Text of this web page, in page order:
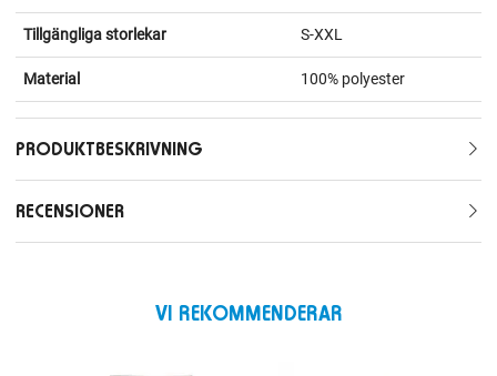
Tillgängliga storlekar S-XXL
Material 100% polyester
PRODUKTBESKRIVNING
RECENSIONER
VI REKOMMENDERAR